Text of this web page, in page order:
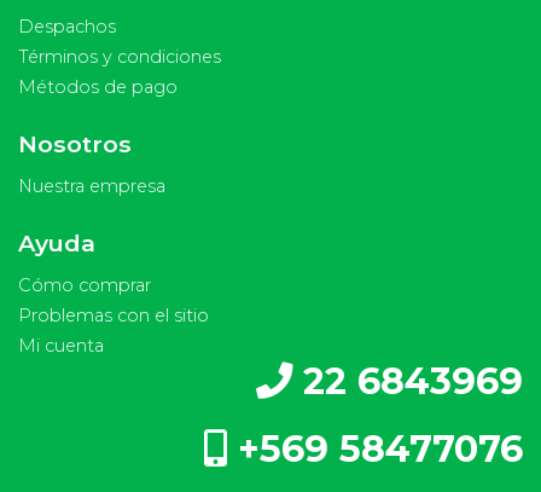
Despachos
Términos y condiciones
Métodos de pago
Nosotros
Nuestra empresa
Ayuda
Cómo comprar
Problemas con el sitio
Mi cuenta
22 6843969
+569 58477076